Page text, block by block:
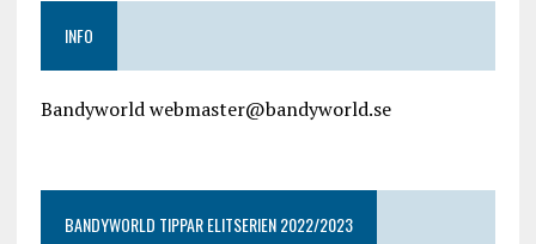
INFO
Bandyworld webmaster@bandyworld.se
BANDYWORLD TIPPAR ELITSERIEN 2022/2023